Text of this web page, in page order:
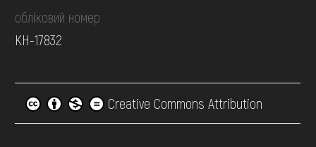
обліковий номер
КН-17832
Creative Commons Attribution